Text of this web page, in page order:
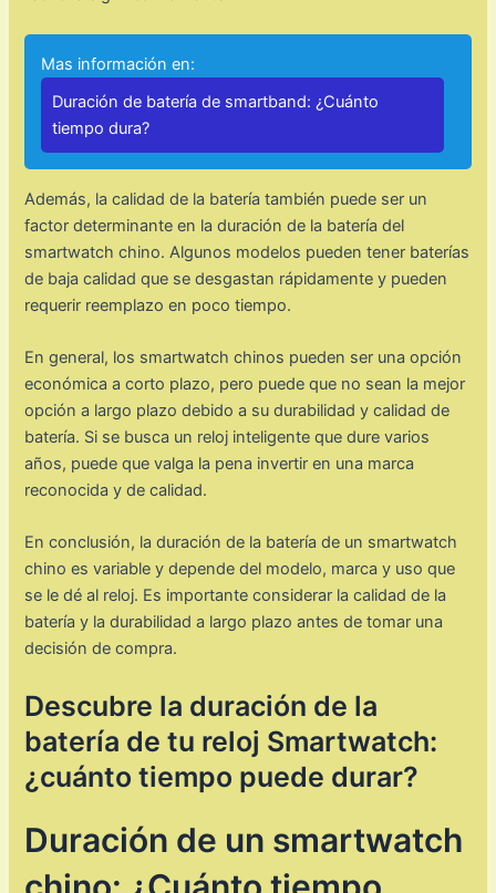
Mas información en:
Duración de batería de smartband: ¿Cuánto
tiempo dura?
Además, la calidad de la batería también puede ser un
factor determinante en la duración de la batería del
smartwatch chino. Algunos modelos pueden tener baterías
de baja calidad que se desgastan rápidamente y pueden
requerir reemplazo en poco tiempo.
En general, los smartwatch chinos pueden ser una opción
económica a corto plazo, pero puede que no sean la mejor
opción a largo plazo debido a su durabilidad y calidad de
batería. Si se busca un reloj inteligente que dure varios
años, puede que valga la pena invertir en una marca
reconocida y de calidad.
En conclusión, la duración de la batería de un smartwatch
chino es variable y depende del modelo, marca y uso que
se le dé al reloj. Es importante considerar la calidad de la
batería y la durabilidad a largo plazo antes de tomar una
decisión de compra.
Descubre la duración de la
batería de tu reloj Smartwatch:
¿cuánto tiempo puede durar?
Duración de un smartwatch